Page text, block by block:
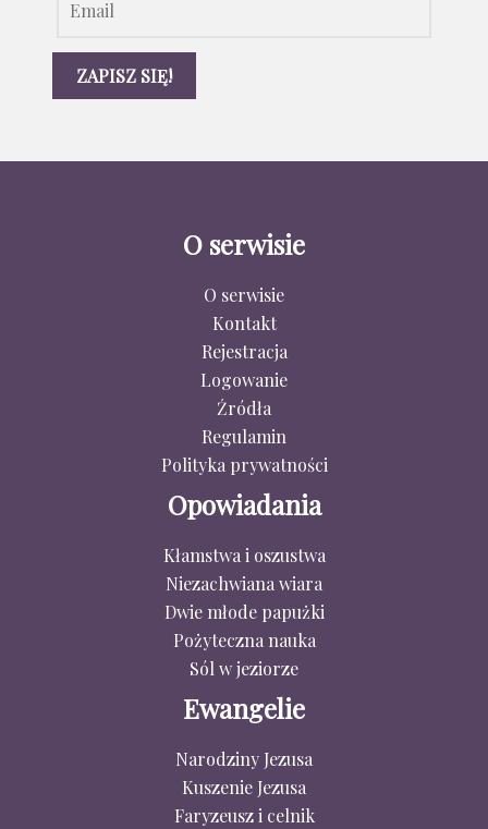
O serwisie
O serwisie
Kontakt
Rejestracja
Logowanie
Źródła
Regulamin
Polityka prywatności
Opowiadania
Kłamstwa i oszustwa
Niezachwiana wiara
Dwie młode papużki
Pożyteczna nauka
Sól w jeziorze
Ewangelie
Narodziny Jezusa
Kuszenie Jezusa
Faryzeusz i celnik